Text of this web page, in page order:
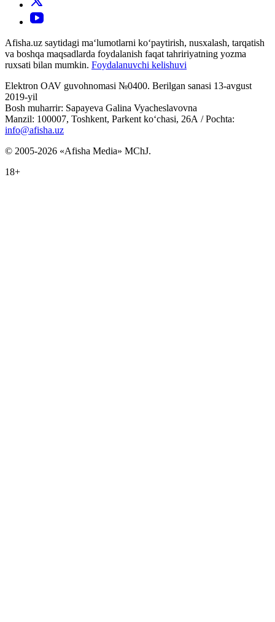
Afisha.uz saytidagi ma‘lumotlarni ko‘paytirish, nusxalash, tarqatish
va boshqa maqsadlarda foydalanish faqat tahririyatning yozma
ruxsati bilan mumkin. Foydalanuvchi kelishuvi
Elektron OAV guvohnomasi №0400. Berilgan sanasi 13-avgust
2019-yil
Bosh muharrir: Sapayeva Galina Vyacheslavovna
Manzil: 100007, Toshkent, Parkent ko‘chasi, 26А / Pochta:
info@afisha.uz
© 2005-2026 «Afisha Media» MChJ.
18+